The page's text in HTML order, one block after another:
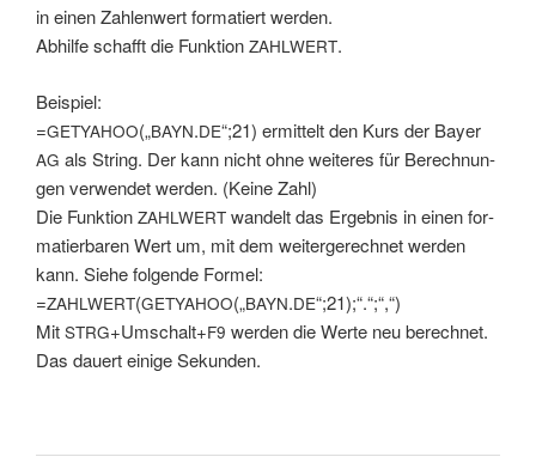
in einen Zah­len­wert for­ma­tiert werden.
Abhil­fe schafft die Funk­ti­on ZAHLWERT.
Bei­spiel:
=GETYAHOO(„BAYN.DE“;21) ermit­telt den Kurs der Bay­er
AG als String. Der kann nicht ohne wei­te­res für Berech­nun­
gen ver­wen­det wer­den. (Kei­ne Zahl)
Die Funk­ti­on ZAHLWERT wan­delt das Ergeb­nis in einen for­
ma­tier­ba­ren Wert um, mit dem wei­ter­ge­rech­net wer­den
kann. Sie­he fol­gen­de Formel:
=ZAHLWERT(GETYAHOO(„BAYN.DE“;21);“.“;“,“)
Mit STRG+Umschalt+F9 wer­den die Wer­te neu berech­net.
Das dau­ert eini­ge Sekunden.